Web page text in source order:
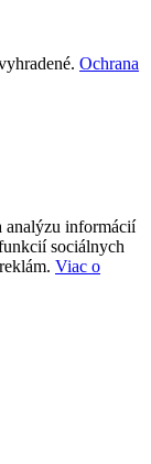
Ochrana
analýzu informácií
sociálnych
Viac o